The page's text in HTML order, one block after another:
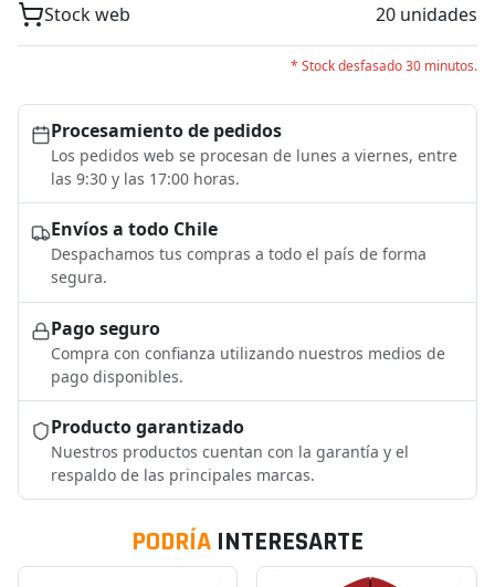
Stock web 20 unidades
* Stock desfasado 30 minutos.
Procesamiento de pedidos
Los pedidos web se procesan de lunes a viernes, entre
las 9:30 y las 17:00 horas.
Envíos a todo Chile
Despachamos tus compras a todo el país de forma
segura.
Pago seguro
Compra con confianza utilizando nuestros medios de
pago disponibles.
Producto garantizado
Nuestros productos cuentan con la garantía y el
respaldo de las principales marcas.
PODRÍA INTERESARTE